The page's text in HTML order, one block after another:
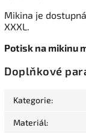
Mikina je
XXXL.
Potisk na mikinu
Doplňkové
Kategorie:
Materiál: